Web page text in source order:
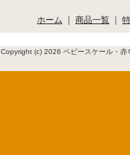
ホーム ｜ 商品一覧 ｜
Copyright (c) 2026 ベビースケール・